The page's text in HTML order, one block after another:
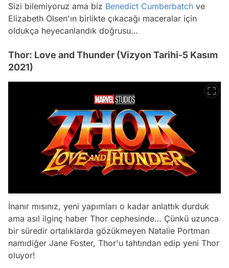
Sizi bilemiyoruz ama biz Benedict Cumberbatch ve
Elizabeth Olsen'ın birlikte çıkacağı maceralar için
oldukça heyecanlandık doğrusu…
Thor: Love and Thunder (Vizyon Tarihi-5 Kasım
2021)
İnanır mısınız, yeni yapımları o kadar anlattık durduk
ama asıl ilginç haber Thor cephesinde… Çünkü uzunca
bir süredir ortalıklarda gözükmeyen Natalie Portman
namıdiğer Jane Foster, Thor'u tahtından edip yeni Thor
oluyor!